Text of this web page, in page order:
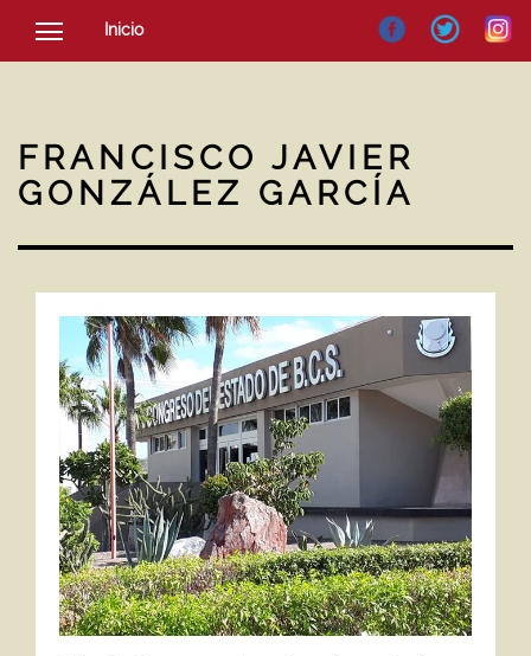
Inicio
SOCIEDAD
NOTICIAS
FRANCISCO JAVIER
GONZÁLEZ GARCÍA